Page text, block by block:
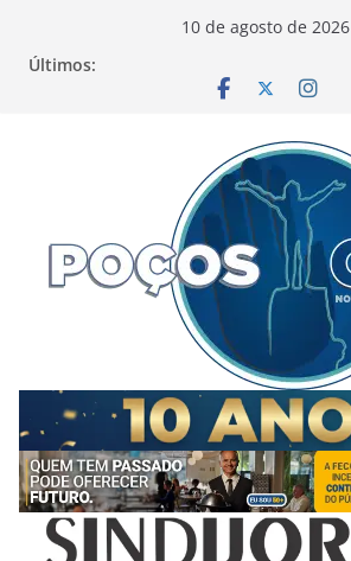
10 de agosto de 2026
Últimos: